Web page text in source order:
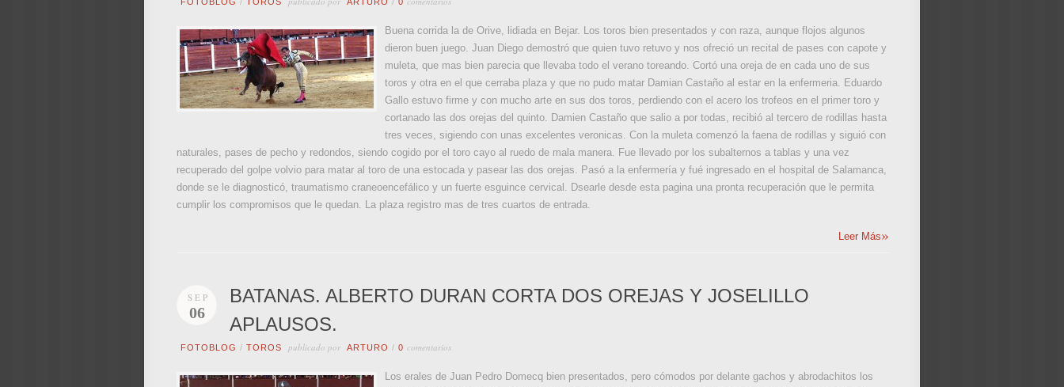
Buena corrida la de Orive, lidiada en Bejar. Los toros bien presentados y con raza, aunque flojos algunos
dieron buen juego. Juan Diego demostró que quien tuvo retuvo y nos ofreció un recital de pases con capote y
muleta, que mas bien parecia que llevaba todo el verano toreando. Cortó una oreja de en cada uno de sus
toros y otra en el que cerraba plaza y que no pudo matar Damian Castaño al estar en la enfermeria. Eduardo
Gallo estuvo firme y con mucho arte en sus dos toros, perdiendo con el acero los trofeos en el primer toro y
cortanado las dos orejas del quinto. Damien Castaño que salio a por todas, recibió al tercero de rodillas hasta
tres veces, sigiendo con unas excelentes veronicas. Con la muleta comenzó la faena de rodillas y siguió con
naturales, pases de pecho y redondos, siendo cogido por el toro cayo al ruedo de mala manera. Fue llevado por los subalternos a tablas y una vez
recuperado del golpe volvio para matar al toro de una estocada y pasear las dos orejas. Pasó a la enfermería y fué ingresado en el hospital de Salamanca,
donde se le diagnosticó, traumatismo craneoencefálico y un fuerte esguince cervical. Dsearle desde esta pagina una pronta recuperación que le permita
cumplir los compromisos que le quedan. La plaza registro mas de tres cuartos de entrada.
Leer Más»
SEP
06
BATANAS. ALBERTO DURAN CORTA DOS OREJAS Y JOSELILLO
APLAUSOS.
FOTOBLOG / TOROS publicado por ARTURO / 0 comentarios
Los erales de Juan Pedro Domecq bien presentados, pero cómodos por delante gachos y abrodachitos los